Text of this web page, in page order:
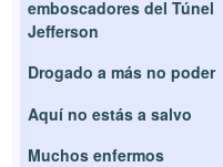
emboscadores del Túnel
Jefferson
Drogado a más no poder
Aquí no estás a salvo
Muchos enfermos